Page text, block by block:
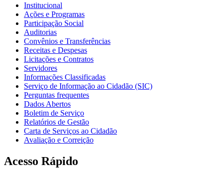
Institucional
Ações e Programas
Participação Social
Auditorias
Convênios e Transferências
Receitas e Despesas
Licitações e Contratos
Servidores
Informações Classificadas
Serviço de Informação ao Cidadão (SIC)
Perguntas frequentes
Dados Abertos
Boletim de Serviço
Relatórios de Gestão
Carta de Serviços ao Cidadão
Avaliação e Correição
Acesso Rápido